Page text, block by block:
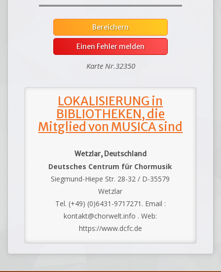
Bereichern
Einen Fehler melden
Karte Nr.32350
LOKALISIERUNG in
BIBLIOTHEKEN, die
Mitglied von MUSICA sind
Wetzlar, Deutschland
Deutsches Centrum für Chormusik
Siegmund-Hiepe Str. 28-32 / D-35579
Wetzlar
Tel. (+49) (0)6431-9717271. Email :
kontakt@chorwelt.info . Web:
https://www.dcfc.de